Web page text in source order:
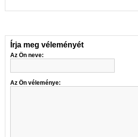
Írja meg véleményét
Az Ön neve:
Az Ön véleménye: